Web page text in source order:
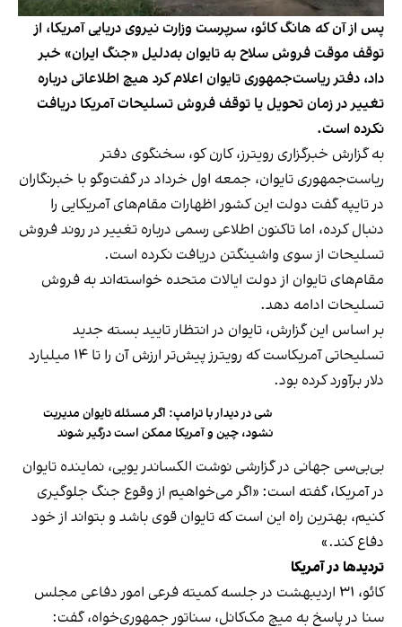
پس از آن که هانگ کائو، سرپرست وزارت نیروی دریایی آمریکا، از
توقف موقت فروش سلاح به تایوان به‌دلیل «جنگ ایران» خبر
داد، دفتر ریاست‌جمهوری تایوان اعلام کرد هیچ اطلاعاتی درباره
تغییر در زمان تحویل یا توقف فروش تسلیحات آمریکا دریافت
نکرده است.
به گزارش خبرگزاری رویترز، کارن کو، سخنگوی دفتر
ریاست‌جمهوری تایوان، جمعه اول خرداد در گفت‌وگو با خبرنگاران
در تایپه گفت دولت این کشور اظهارات مقام‌های آمریکایی را
دنبال کرده، اما تاکنون اطلاعی رسمی درباره تغییر در روند فروش
تسلیحات از سوی واشینگتن دریافت نکرده است.
مقام‌های تایوان از دولت ایالات متحده خواسته‌اند به فروش
تسلیحات ادامه دهد.
بر اساس این گزارش، تایوان در انتظار تایید بسته جدید
تسلیحاتی آمریکاست که رویترز پیش‌تر ارزش آن را تا ۱۴ میلیارد
دلار برآورد کرده بود.
شی در دیدار با ترامپ: اگر مسئله تایوان مدیریت
نشود، چین و آمریکا ممکن است درگیر شوند
بی‌بی‌سی جهانی در گزارشی نوشت الکساندر یویی، نماینده تایوان
در آمریکا، گفته است: «اگر می‌خواهیم از وقوع جنگ جلوگیری
کنیم، بهترین راه این است که تایوان قوی باشد و بتواند از خود
دفاع کند.»
تردیدها در آمریکا
کائو، ۳۱ اردیبهشت در جلسه کمیته فرعی امور دفاعی مجلس
سنا در پاسخ به میچ مک‌کانل، سناتور جمهوری‌خواه، گفت: